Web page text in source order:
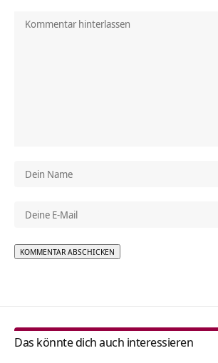
Das könnte dich auch interessieren